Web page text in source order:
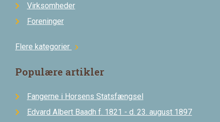
Virksomheder
Foreninger
Flere kategorier chevron_right
Populære artikler
Fangerne i Horsens Statsfængsel
Edvard Albert Baadh f. 1821 - d. 23. august 1897